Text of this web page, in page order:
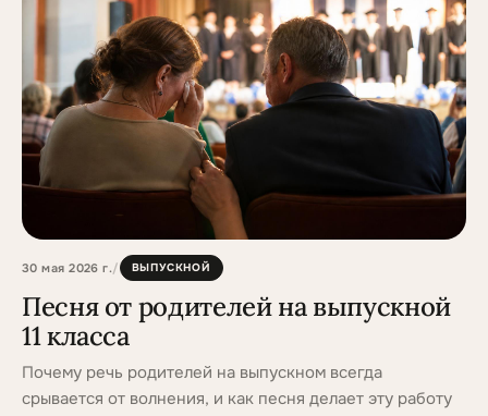
30 мая 2026 г./ ВЫПУСКНОЙ
Песня от родителей на выпускной
11 класса
Почему речь родителей на выпускном всегда
срывается от волнения, и как песня делает эту работу